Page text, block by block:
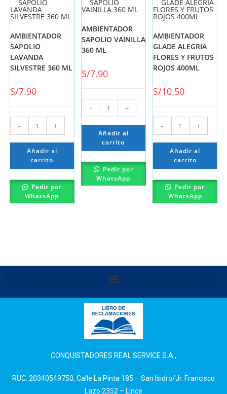
AMBIENTADOR
SAPOLIO
LAVANDA
SILVESTRE 360 ML
S/7.90
- +
Añadir al
carrito
Pedir por
WhatsApp
AMBIENTADOR
SAPOLIO VAINILLA
360 ML
S/7.90
- +
Añadir al
carrito
Pedir por
WhatsApp
AMBIENTADOR
GLADE ALEGRIA
FLORES Y FRUTOS
ROJOS 400ML
S/10.50
- +
Añadir al
carrito
Pedir por
WhatsApp
CONQUISTADORES REAL SERVICE S.A.,
RUC: 20340549750, Calle La Pinta 185 – San Isidro/Jr. Francisco
Lazo 2352 – Lince